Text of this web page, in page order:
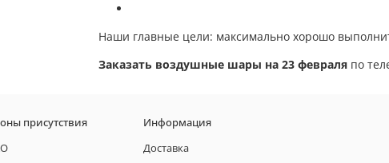
Наши главные цели: максимально хорошо
Заказать воздушные шары на 23 февраля по
присутствия
Информация
Доставка